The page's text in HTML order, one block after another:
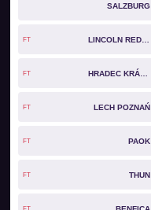
SALZBURG
FT LINCOLN RED IMPS
FT HRADEC KRÁLOVÉ
FT LECH POZNAŃ
FT PAOK
FT THUN